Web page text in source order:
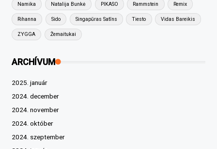
Namika Natalija Bunkė PIKASO Rammstein Remix
Rihanna Sido Singapūras Satīns Tiesto Vidas Bareikis
ZYGGA Žemaitukai
ARCHÍVUM
2025. január
2024. december
2024. november
2024. október
2024. szeptember